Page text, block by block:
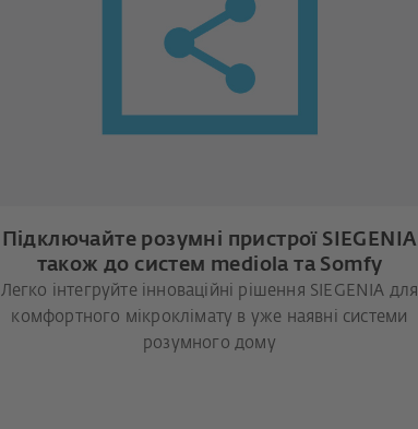
Підключайте розумні пристрої SIEGENIA
також до систем mediola та Somfy
Легко інтегруйте інноваційні рішення SIEGENIA для
комфортного мікроклімату в уже наявні системи
розумного дому